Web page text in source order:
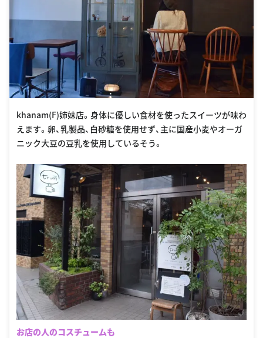
khanam(F)姉妹店。身体に優しい食材を使ったスイーツが味わ
えます。卵、乳製品、白砂糖を使用せず、主に国産小麦やオーガ
ニック大豆の豆乳を使用しているそう。
お店の人のコスチュームも